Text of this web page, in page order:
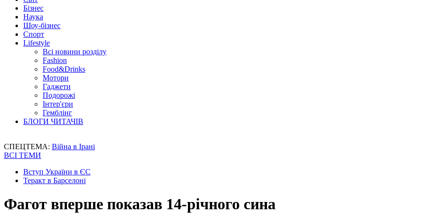
Бізнес
Наука
Шоу-бізнес
Спорт
Lifestyle
Всі новини розділу
Fashion
Food&Drinks
Мотори
Гаджети
Подорожі
Інтер'єри
Гемблінг
БЛОГИ ЧИТАЧІВ
СПЕЦТЕМА: Війна в Ірані
ВСІ ТЕМИ
Вступ України в ЄС
Теракт в Барселоні
Фагот вперше показав 14-річного сина